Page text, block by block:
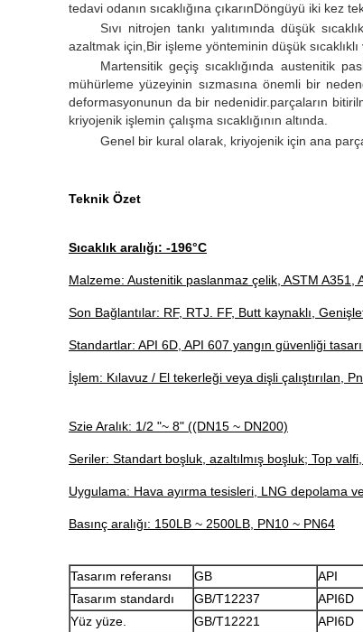
tedavi odanın sıcaklığına çıkarınDöngüyü iki kez
Sıvı nitrojen tankı yalıtımında düşük
azaltmak için,Bir işleme yönteminin düşük
Martensitik geçiş sıcaklığında austenitik
mühürleme yüzeyinin sızmasına önemli bir
deformasyonunun da bir nedenidir.parçaların
kriyojenik işlemin çalışma sıcaklığının altında.
Genel bir kural olarak, kriyojenik için ana
Teknik Özet
Sıcaklık aralığı: -196°C
Malzeme: Austenitik paslanmaz çelik, ASTM A351,
Son Bağlantılar: RF, RTJ. FF, Butt kaynaklı,
Standartlar: API 6D, API 607 yangın güvenliği
İşlem: Kılavuz / El tekerleği veya dişli çalıştırılan,
Szie Aralık: 1/2 "~ 8" ((DN15 ~ DN200)
Seriler: Standart boşluk, azaltılmış boşluk; Top
Uygulama: Hava ayırma tesisleri, LNG depolama ve
Basınç aralığı: 150LB ~ 2500LB, PN10 ~ PN64
Tasarım referansı GB API
Tasarım standardı
GB/T12237 API6D
Yüz yüze.
GB/T12221 API6D